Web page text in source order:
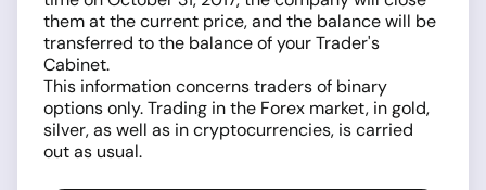
them at the current price, and the balance will be
transferred to the balance of your Trader's
Cabinet.
This information concerns traders of binary
options only. Trading in the Forex market, in gold,
silver, as well as in cryptocurrencies, is carried
out as usual.